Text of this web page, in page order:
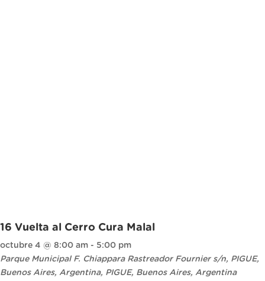
16 Vuelta al Cerro Cura Malal
octubre 4 @ 8:00 am - 5:00 pm
Parque Municipal F. Chiappara Rastreador Fournier s/n, PIGUE,
Buenos Aires, Argentina, PIGUE, Buenos Aires, Argentina